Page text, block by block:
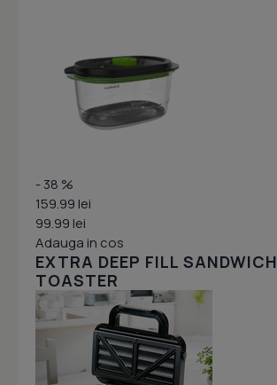
- 38 %
159.99 lei
99.99 lei
Adauga in cos
EXTRA DEEP FILL SANDWICH
TOASTER